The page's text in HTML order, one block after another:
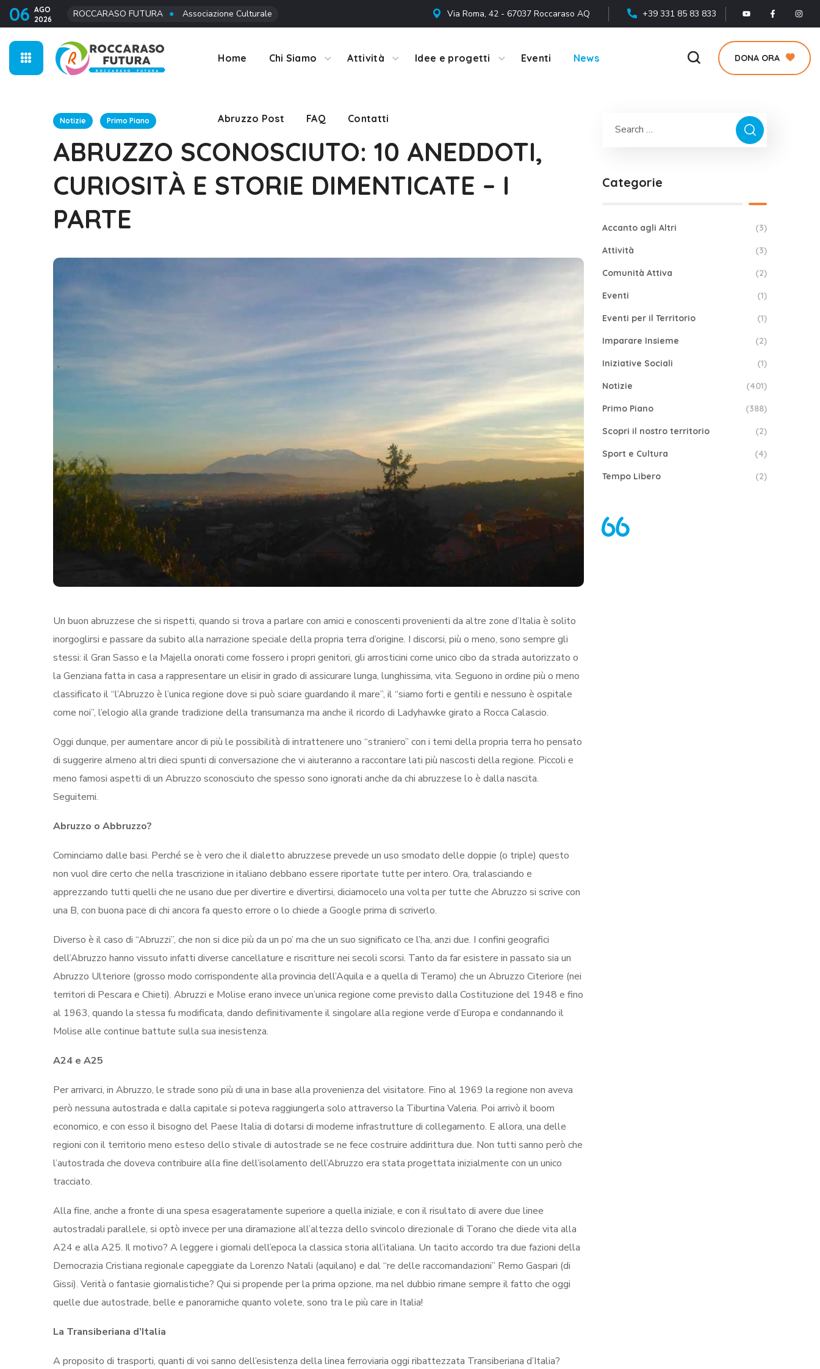
06 AGO
2026
ROCCARASO FUTURA ● Associazione Culturale Via Roma, 42 - 67037 Roccaraso AQ +39 331 85 83 833
Home Chi Siamo Attività Idee e progetti Eventi News
Abruzzo Post FAQ Contatti
DONA ORA
Abruzzo Post FAQ Contatti
Notizie Primo Piano
ABRUZZO SCONOSCIUTO: 10 ANEDDOTI,
CURIOSITÀ E STORIE DIMENTICATE – I
PARTE
Un buon abruzzese che si rispetti, quando si trova a parlare con amici e conoscenti provenienti da altre zone d’Italia è solito
inorgoglirsi e passare da subito alla narrazione speciale della propria terra d’origine. I discorsi, più o meno, sono sempre gli
stessi: il Gran Sasso e la Majella onorati come fossero i propri genitori, gli arrosticini come unico cibo da strada autorizzato o
la Genziana fatta in casa a rappresentare un elisir in grado di assicurare lunga, lunghissima, vita. Seguono in ordine più o meno
classificato il “l’Abruzzo è l’unica regione dove si può sciare guardando il mare”, il “siamo forti e gentili e nessuno è ospitale
come noi”, l’elogio alla grande tradizione della transumanza ma anche il ricordo di Ladyhawke girato a Rocca Calascio.
Oggi dunque, per aumentare ancor di più le possibilità di intrattenere uno “straniero” con i temi della propria terra ho pensato
di suggerire almeno altri dieci spunti di conversazione che vi aiuteranno a raccontare lati più nascosti della regione. Piccoli e
meno famosi aspetti di un Abruzzo sconosciuto che spesso sono ignorati anche da chi abruzzese lo è dalla nascita.
Seguitemi.
Abruzzo o Abbruzzo?
Cominciamo dalle basi. Perché se è vero che il dialetto abruzzese prevede un uso smodato delle doppie (o triple) questo
non vuol dire certo che nella trascrizione in italiano debbano essere riportate tutte per intero. Ora, tralasciando e
apprezzando tutti quelli che ne usano due per divertire e divertirsi, diciamocelo una volta per tutte che Abruzzo si scrive con
una B, con buona pace di chi ancora fa questo errore o lo chiede a Google prima di scriverlo.
Diverso è il caso di “Abruzzi”, che non si dice più da un po’ ma che un suo significato ce l’ha, anzi due. I confini geografici
dell’Abruzzo hanno vissuto infatti diverse cancellature e riscritture nei secoli scorsi. Tanto da far esistere in passato sia un
Abruzzo Ulteriore (grosso modo corrispondente alla provincia dell’Aquila e a quella di Teramo) che un Abruzzo Citeriore (nei
territori di Pescara e Chieti). Abruzzi e Molise erano invece un’unica regione come previsto dalla Costituzione del 1948 e fino
al 1963, quando la stessa fu modificata, dando definitivamente il singolare alla regione verde d’Europa e condannando il
Molise alle continue battute sulla sua inesistenza.
A24 e A25
Per arrivarci, in Abruzzo, le strade sono più di una in base alla provenienza del visitatore. Fino al 1969 la regione non aveva
però nessuna autostrada e dalla capitale si poteva raggiungerla solo attraverso la Tiburtina Valeria. Poi arrivò il boom
economico, e con esso il bisogno del Paese Italia di dotarsi di moderne infrastrutture di collegamento. E allora, una delle
regioni con il territorio meno esteso dello stivale di autostrade se ne fece costruire addirittura due. Non tutti sanno però che
l’autostrada che doveva contribuire alla fine dell’isolamento dell’Abruzzo era stata progettata inizialmente con un unico
tracciato.
Alla fine, anche a fronte di una spesa esageratamente superiore a quella iniziale, e con il risultato di avere due linee
autostradali parallele, si optò invece per una diramazione all’altezza dello svincolo direzionale di Torano che diede vita alla
A24 e alla A25. Il motivo? A leggere i giornali dell’epoca la classica storia all’italiana. Un tacito accordo tra due fazioni della
Democrazia Cristiana regionale capeggiate da Lorenzo Natali (aquilano) e dal “re delle raccomandazioni” Remo Gaspari (di
Gissi). Verità o fantasie giornalistiche? Qui si propende per la prima opzione, ma nel dubbio rimane sempre il fatto che oggi
quelle due autostrade, belle e panoramiche quanto volete, sono tra le più care in Italia!
La Transiberiana d’Italia
A proposito di trasporti, quanti di voi sanno dell’esistenza della linea ferroviaria oggi ribattezzata Transiberiana d’Italia?
Categorie
Accanto agli Altri (3)
Attività (3)
Comunità Attiva (2)
Eventi (1)
Eventi per il Territorio (1)
Imparare Insieme (2)
Iniziative Sociali (1)
Notizie (401)
Primo Piano (388)
Scopri il nostro territorio (2)
Sport e Cultura (4)
Tempo Libero (2)